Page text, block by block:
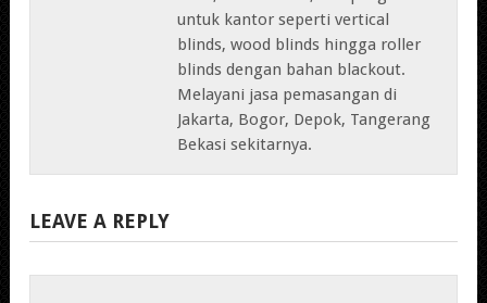
untuk kantor seperti vertical
blinds, wood blinds hingga roller
blinds dengan bahan blackout.
Melayani jasa pemasangan di
Jakarta, Bogor, Depok, Tangerang
Bekasi sekitarnya.
LEAVE A REPLY